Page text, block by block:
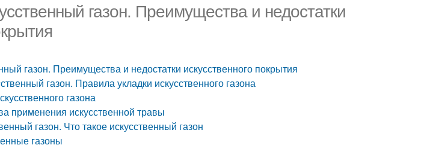
газон. Преимущества и недостатки
газон. Преимущества и недостатки искусственного покрытия
газон. Правила укладки искусственного газона
газона
применения искусственной травы
газон. Что такое искусственный газон
газоны